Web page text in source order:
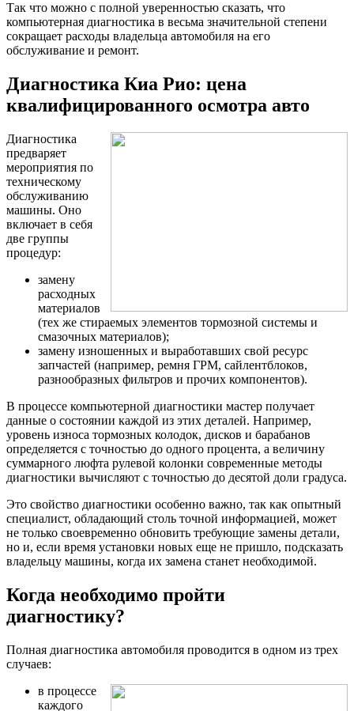
Так что можно с полной уверенностью сказать, что
компьютерная диагностика в весьма значительной степени
сокращает расходы владельца автомобиля на его
обслуживание и ремонт.
Диагностика Киа Рио: цена
квалифицированного осмотра авто
Диагностика
предваряет
мероприятия по
техническому
обслуживанию
машины. Оно
включает в себя
две группы
процедур:
замену
расходных
материалов
(тех же стираемых элементов тормозной системы и
смазочных материалов);
замену изношенных и выработавших свой ресурс
запчастей (например, ремня ГРМ, сайлентблоков,
разнообразных фильтров и прочих компонентов).
В процессе компьютерной диагностики мастер получает
данные о состоянии каждой из этих деталей. Например,
уровень износа тормозных колодок, дисков и барабанов
определяется с точностью до одного процента, а величину
суммарного люфта рулевой колонки современные методы
диагностики вычисляют с точностью до десятой доли градуса.
Это свойство диагностики особенно важно, так как опытный
специалист, обладающий столь точной информацией, может
не только своевременно обновить требующие замены детали,
но и, если время установки новых еще не пришло, подсказать
владельцу машины, когда их замена станет необходимой.
Когда необходимо пройти
диагностику?
Полная диагностика автомобиля проводится в одном из трех
случаев:
в процессе
каждого